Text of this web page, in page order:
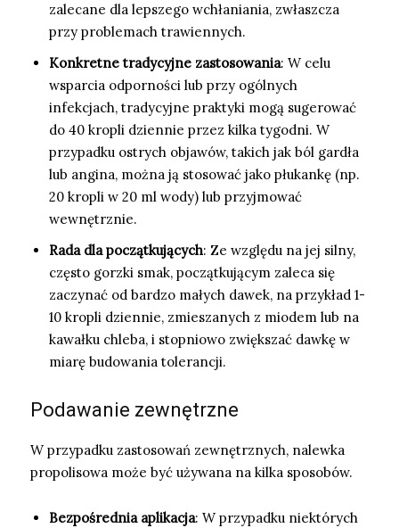
zalecane dla lepszego wchłaniania, zwłaszcza
przy problemach trawiennych.
Konkretne tradycyjne zastosowania: W celu
wsparcia odporności lub przy ogólnych
infekcjach, tradycyjne praktyki mogą sugerować
do 40 kropli dziennie przez kilka tygodni. W
przypadku ostrych objawów, takich jak ból gardła
lub angina, można ją stosować jako płukankę (np.
20 kropli w 20 ml wody) lub przyjmować
wewnętrznie.
Rada dla początkujących: Ze względu na jej silny,
często gorzki smak, początkującym zaleca się
zaczynać od bardzo małych dawek, na przykład 1-
10 kropli dziennie, zmieszanych z miodem lub na
kawałku chleba, i stopniowo zwiększać dawkę w
miarę budowania tolerancji.
Podawanie zewnętrzne
W przypadku zastosowań zewnętrznych, nalewka
propolisowa może być używana na kilka sposobów.
Bezpośrednia aplikacja: W przypadku niektórych